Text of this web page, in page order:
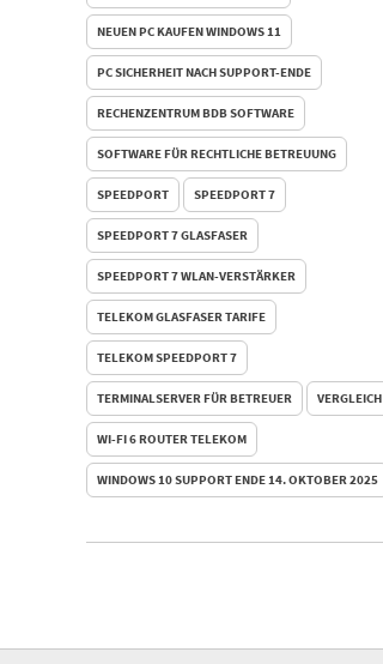
NEUEN PC KAUFEN WINDOWS 11
PC SICHERHEIT NACH SUPPORT-ENDE
RECHENZENTRUM BDB SOFTWARE
SOFTWARE FÜR RECHTLICHE BETREUUNG
SPEEDPORT SPEEDPORT 7
SPEEDPORT 7 GLASFASER
SPEEDPORT 7 WLAN-VERSTÄRKER
TELEKOM GLASFASER TARIFE
TELEKOM SPEEDPORT 7
TERMINALSERVER FÜR BETREUER VERGLEICH
WI-FI 6 ROUTER TELEKOM
WINDOWS 10 SUPPORT ENDE 14. OKTOBER 2025